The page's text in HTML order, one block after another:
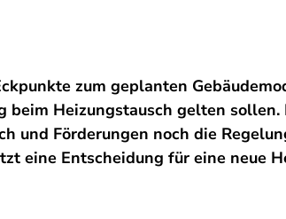
zum geplanten
Heizungstausch gelten
und Förderungen noch die
eine Entscheidung für eine neue